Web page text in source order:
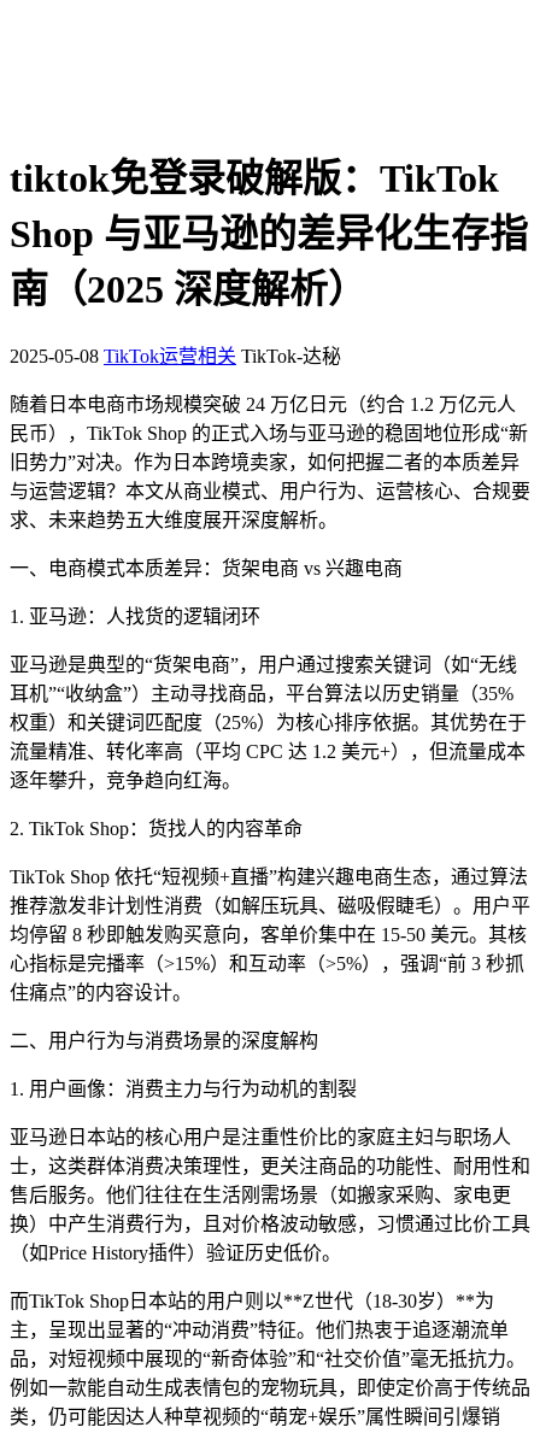
tiktok免登录破解版：TikTok
Shop 与亚马逊的差异化生存指
南（2025 深度解析）
2025-05-08 TikTok运营相关 TikTok-达秘
随着日本电商市场规模突破 24 万亿日元（约合 1.2 万亿元人
民币），TikTok Shop 的正式入场与亚马逊的稳固地位形成“新
旧势力”对决。作为日本跨境卖家，如何把握二者的本质差异
与运营逻辑？本文从商业模式、用户行为、运营核心、合规要
求、未来趋势五大维度展开深度解析。
一、电商模式本质差异：货架电商 vs 兴趣电商
1. 亚马逊：人找货的逻辑闭环
亚马逊是典型的“货架电商”，用户通过搜索关键词（如“无线
耳机”“收纳盒”）主动寻找商品，平台算法以历史销量（35%
权重）和关键词匹配度（25%）为核心排序依据。其优势在于
流量精准、转化率高（平均 CPC 达 1.2 美元+），但流量成本
逐年攀升，竞争趋向红海。
2. TikTok Shop：货找人的内容革命
TikTok Shop 依托“短视频+直播”构建兴趣电商生态，通过算法
推荐激发非计划性消费（如解压玩具、磁吸假睫毛）。用户平
均停留 8 秒即触发购买意向，客单价集中在 15-50 美元。其核
心指标是完播率（>15%）和互动率（>5%），强调“前 3 秒抓
住痛点”的内容设计。
二、用户行为与消费场景的深度解构
1. 用户画像：消费主力与行为动机的割裂
亚马逊日本站的核心用户是注重性价比的家庭主妇与职场人
士，这类群体消费决策理性，更关注商品的功能性、耐用性和
售后服务。他们往往在生活刚需场景（如搬家采购、家电更
换）中产生消费行为，且对价格波动敏感，习惯通过比价工具
（如Price History插件）验证历史低价。
而TikTok Shop日本站的用户则以**Z世代（18-30岁）**为
主，呈现出显著的“冲动消费”特征。他们热衷于追逐潮流单
品，对短视频中展现的“新奇体验”和“社交价值”毫无抵抗力。
例如一款能自动生成表情包的宠物玩具，即使定价高于传统品
类，仍可能因达人种草视频的“萌宠+娱乐”属性瞬间引爆销